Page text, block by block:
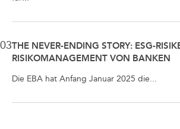
03THE NEVER-ENDING STORY: ESG-
RISIKOMANAGEMENT VON BANKEN
Die EBA hat Anfang Januar 2025 die...